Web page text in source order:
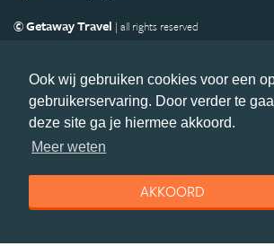
Ook wij gebruiken cookies voor een
gebruikerservaring. Door verder te
deze site ga je hiermee akkoord.
Meer weten
AKKOORD
© Getaway Travel | all rights reserved
Copyright
Privacy statement Disclaimer
Volg Azie.nl
Nieuwsbrief
Facebook